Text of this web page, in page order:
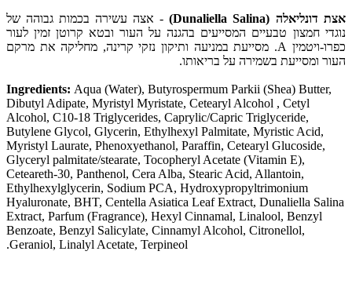
אצת דונליאלה (Dunaliella Salina) - אצה עשירה בכמות גבוהה של
נוגדי חמצון טבעיים המסייעים בהגנה על העור ובטא קרוטן זמין לעור
כפרו-ויטמין A. מסייעת במניעה ותיקון נזקי קרינה, מחליקה את מרקם
העור ומסייעת בשמירה על בריאותו.
Ingredients: Aqua (Water), Butyrospermum Parkii (Shea) Butter,
Dibutyl Adipate, Myristyl Myristate, Cetearyl Alcohol , Cetyl
Alcohol, C10-18 Triglycerides, Caprylic/Capric Triglyceride,
Butylene Glycol, Glycerin, Ethylhexyl Palmitate, Myristic Acid,
Myristyl Laurate, Phenoxyethanol, Paraffin, Cetearyl Glucoside,
Glyceryl palmitate/stearate, Tocopheryl Acetate (Vitamin E),
Ceteareth-30, Panthenol, Cera Alba, Stearic Acid, Allantoin,
Ethylhexylglycerin, Sodium PCA, Hydroxypropyltrimonium
Hyaluronate, BHT, Centella Asiatica Leaf Extract, Dunaliella Salina
Extract, Parfum (Fragrance), Hexyl Cinnamal, Linalool, Benzyl
Benzoate, Benzyl Salicylate, Cinnamyl Alcohol, Citronellol,
Geraniol, Linalyl Acetate, Terpineol.